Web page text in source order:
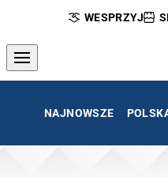
WESPRZYJ
NAJNOWSZE